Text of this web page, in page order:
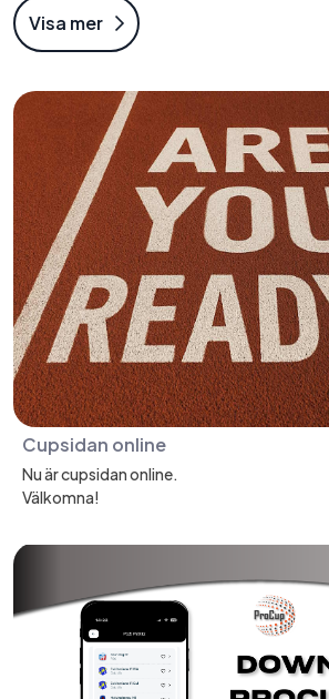
Visa mer
Cupsidan online
Nu är cupsidan online.
Välkomna!